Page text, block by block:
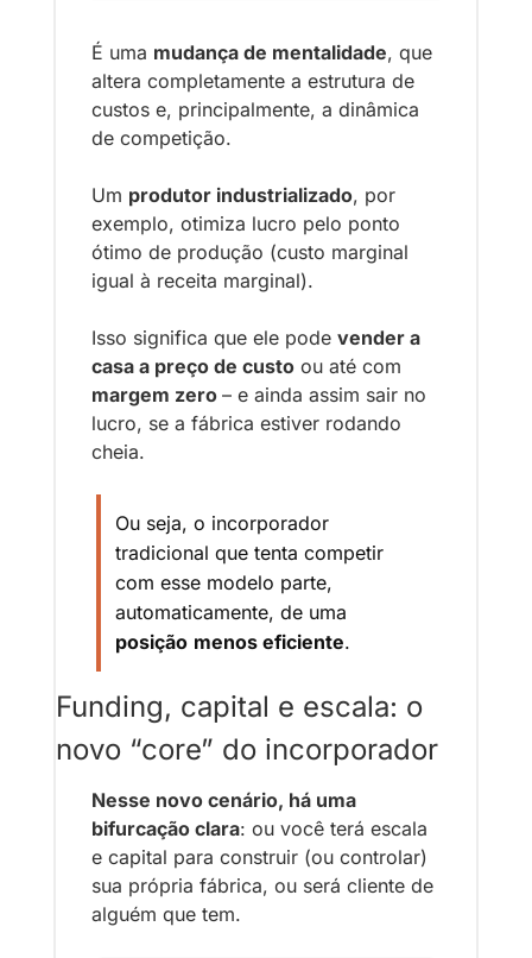
É uma mudança de mentalidade, que
altera completamente a estrutura de
custos e, principalmente, a dinâmica
de competição.
Um produtor industrializado, por
exemplo, otimiza lucro pelo ponto
ótimo de produção (custo marginal
igual à receita marginal).
Isso significa que ele pode vender a
casa a preço de custo
margem zero – e ainda assim sair no
lucro, se a fábrica estiver rodando
cheia.
Ou seja, o incorporador
tradicional que tenta competir
com esse modelo parte,
posição menos eficiente.
Funding, capital e escala: o
novo “core” do incorporador
Nesse novo cenário, há uma
bifurcação clara: ou você terá escala
e capital para construir (ou controlar)
sua própria fábrica, ou será cliente de
alguém que tem.